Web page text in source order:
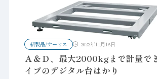
新製品/サービス 2022年11月18日
Ａ＆Ｄ、最大2000kgまで計量で
イプのデジタル台はかり